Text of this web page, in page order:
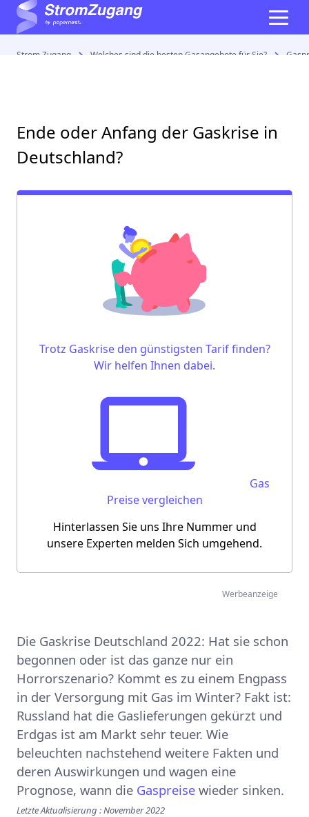
Strom Zugang Welches sind die besten Gasangebote für Sie?
Ende oder Anfang der Gaskrise in
Deutschland?
Trotz Gaskrise den günstigsten Tarif finden?
Wir helfen Ihnen dabei.
Gas
Preise vergleichen
Hinterlassen Sie uns Ihre Nummer und
unsere Experten melden Sich umgehend.
Werbeanzeige
Die Gaskrise Deutschland 2022: Hat sie schon
begonnen oder ist das ganze nur ein
Horrorszenario? Kommt es zu einem Engpass
in der Versorgung mit Gas im Winter? Fakt ist:
Russland hat die Gaslieferungen gekürzt und
Erdgas ist am Markt sehr teuer. Wie
beleuchten nachstehend weitere Fakten und
deren Auswirkungen und wagen eine
Prognose, wann die Gaspreise wieder sinken.
Letzte Aktualisierung : November 2022